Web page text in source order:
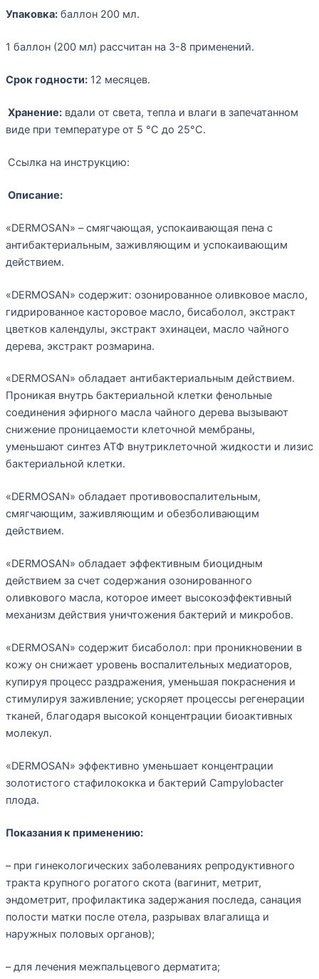
Упаковка: баллон 200 мл.
1 баллон (200 мл) рассчитан на 3-8 применений.
Срок годности: 12 месяцев.
Хранение: вдали от света, тепла и влаги в запечатанном
виде при температуре от 5 °С до 25°С.
Ссылка на инструкцию:
Описание:
«DERMOSAN» – cмягчающая, успокаивающая пена с
антибактериальным, заживляющим и успокаивающим
действием.
«DERMOSAN» содержит: озонированное оливковое масло,
гидрированное касторовое масло, бисаболол, экстракт
цветков календулы, экстракт эхинацеи, масло чайного
дерева, экстракт розмарина.
«DERMOSAN» обладает антибактериальным действием.
Проникая внутрь бактериальной клетки фенольные
соединения эфирного масла чайного дерева вызывают
снижение проницаемости клеточной мембраны,
уменьшают синтез АТФ внутриклеточной жидкости и лизис
бактериальной клетки.
«DERMOSAN» обладает противовоспалительным,
смягчающим, заживляющим и обезболивающим
действием.
«DERMOSAN» обладает эффективным биоцидным
действием за счет содержания озонированного
оливкового масла, которое имеет высокоэффективный
механизм действия уничтожения бактерий и микробов.
«DERMOSAN» содержит бисаболол: при проникновении в
кожу он снижает уровень воспалительных медиаторов,
купируя процесс раздражения, уменьшая покраснения и
стимулируя заживление; ускоряет процессы регенерации
тканей, благодаря высокой концентрации биоактивных
молекул.
«DERMOSAN» эффективно уменьшает концентрации
золотистого стафилококка и бактерий Campylobacter
плода.
Показания к применению:
– при гинекологических заболеваниях репродуктивного
тракта крупного рогатого скота (вагинит, метрит,
эндометрит, профилактика задержания последа, санация
полости матки после отела, разрывах влагалища и
наружных половых органов);
– для лечения межпальцевого дерматита;